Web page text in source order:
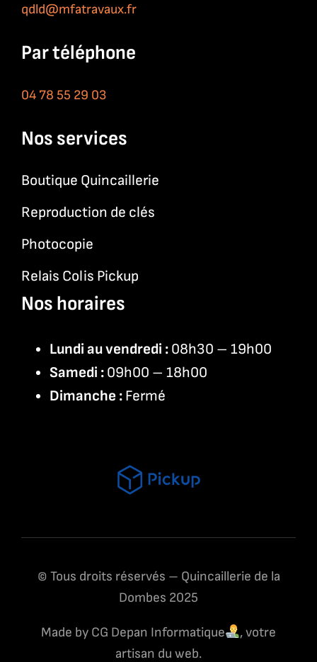
qdld@mfatravaux.fr
Par téléphone
04 78 55 29 03
Nos services
Boutique Quincaillerie
Reproduction de clés
Photocopie
Relais Colis Pickup
Nos horaires
Lundi au vendredi :08h30 – 19h00
Samedi :09h00 – 18h00
Dimanche :Fermé
© Tous droits réservés – Quincaillerie de la
Dombes 2025
Made by CG Depan Informatique
, votre
artisan du web.